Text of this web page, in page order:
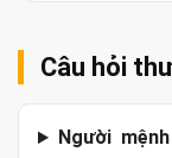
Câu hỏi
Người